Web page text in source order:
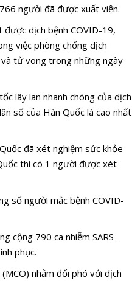
người đã được xuất viện.
được dịch bệnh COVID-19,
việc phòng chống dịch
và tử vong trong những ngày
lây lan nhanh chóng của dịch
số của Hàn Quốc là cao nhất
đã xét nghiệm sức khỏe
thì có 1 người được xét
số người mắc bệnh COVID-
cộng 790 ca nhiễm SARS-
phục.
nhằm đối phó với dịch